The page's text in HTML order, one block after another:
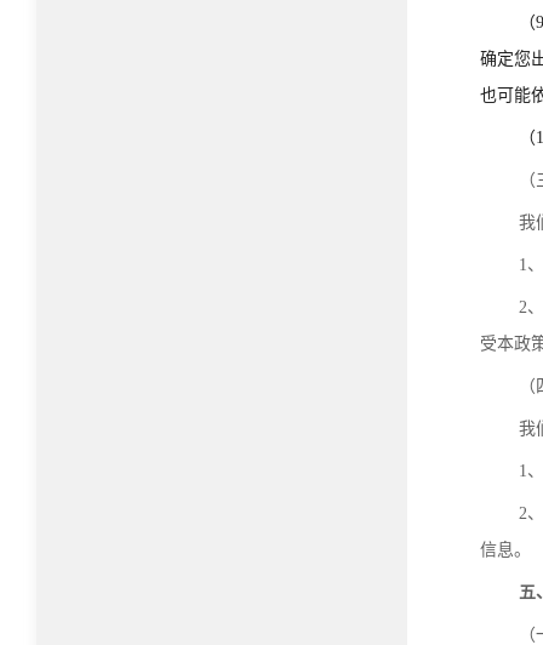
确定您
也可能
我
1
2
受本政
我
1
2
信息。
五